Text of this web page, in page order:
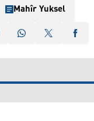
Mahîr Yuksel